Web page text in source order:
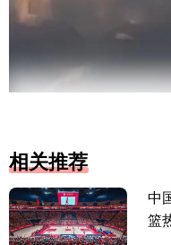
7人死亡后，打死17名
相关推荐
中
篮